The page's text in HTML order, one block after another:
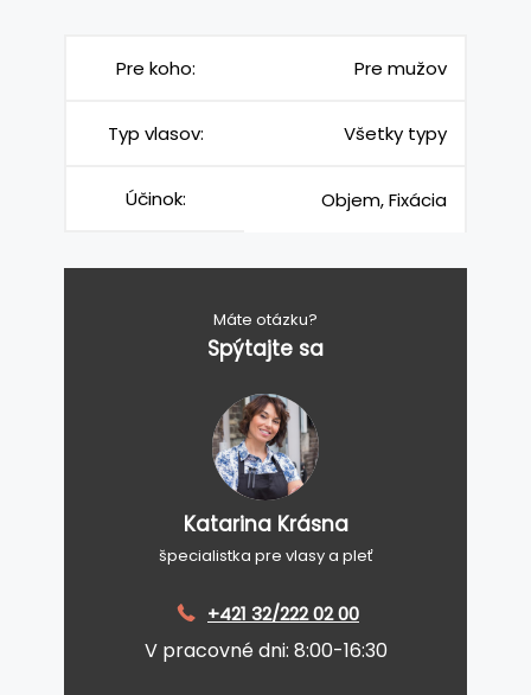
Pre koho: Pre mužov
Typ vlasov: Všetky typy
Účinok: Objem, Fixácia
Máte otázku?
Spýtajte sa
Katarina Krásna
špecialistka pre vlasy a pleť
+421 32/222 02 00
V pracovné dni: 8:00-16:30